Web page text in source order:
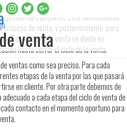
venta
gestión de campañas. Esta funcionalidad
proceso de venta, y posteriormente para
El proceso de la venta se divide en
hasta cerrar el ciclo de la venta.
ventas como sea preciso. Para cada
etapas de la venta por las que pasará
en cliente. Por otra parte debemos de
a cada etapa del ciclo de venta de
contacto en el momento oportuno para